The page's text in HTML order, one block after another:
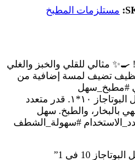
مستلزمات المطبخ
• اكتشفوا قدر بديل البوتاجاز ١٠*١! 🍳✨ مثالي للقلي والخبز والغلي
تضيف لمسة إضافية من
#مطبخ_سهل
• تجربة الطهي المثالية في قدر بديل البوتاجاز ١٠*١. قدر متعدد
بالبخار، والطبخ. سهل
#سهولة_الشطف